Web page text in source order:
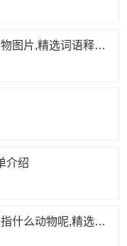
魔鬼代表什么动物: 魔鬼代表什么动物图片,精选词语释义剖析
介绍
大蛇绕树是指什么动物: 大蛇绕树是指什么动物呢,精选词语释义剖析